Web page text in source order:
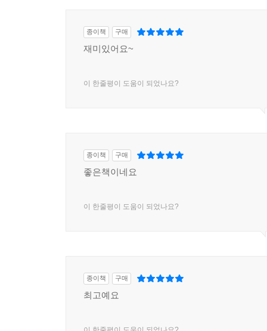
종이책 구매
재미있어요~
이 한줄평이 도움이 되었나요?
종이책 구매
좋은책이네요
이 한줄평이 도움이 되었나요?
종이책 구매
최고예요